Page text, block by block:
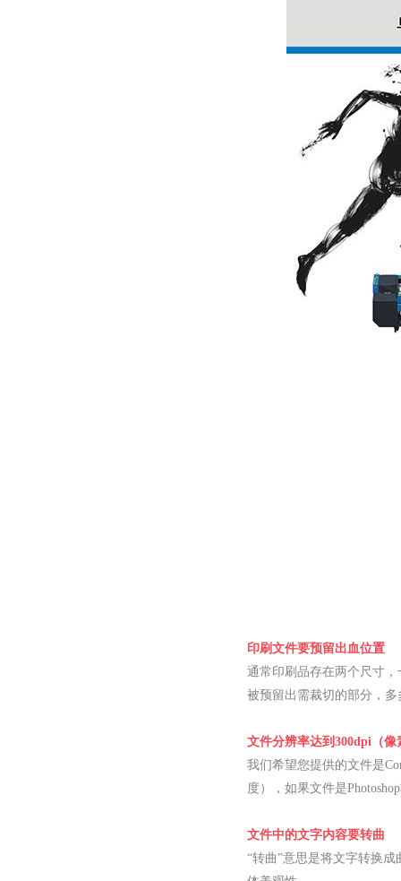
印刷文件要预留出血位置
通常印刷品存在两个尺寸
被预留出需裁切的部分，
文件分辨率达到300dpi（像
我们希望您提供的文件是
度），如果文件是
文件中的文字内容要转曲
“转曲”意思是将文字转换